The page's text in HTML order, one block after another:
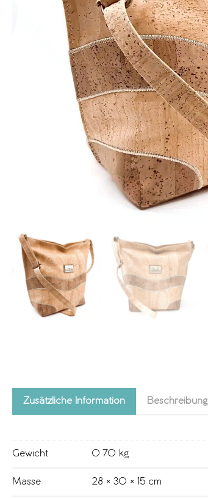
Zusätzliche Information Beschreibung
Gewicht 0.70 kg
Masse 28 × 30 × 15 cm